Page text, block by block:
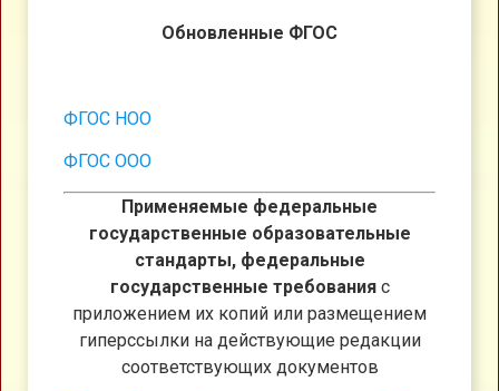
Обновленные ФГОС
ФГОС НОО
ФГОС ООО
Применяемые федеральные
государственные образовательные
стандарты, федеральные
государственные требованияс
приложением их копий или размещением
гиперссылки на действующие редакции
соответствующих документов